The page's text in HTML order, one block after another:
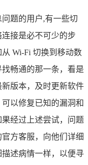
题的用户,有一些切
接是必不可少的步
Wi-Fi 切换到移动数
畅通的那一条，看是
版本，及时更新软件
以修复已知的漏洞和
经过上述尝试，问题
方客服，向他们详细
述病情一样，以便寻